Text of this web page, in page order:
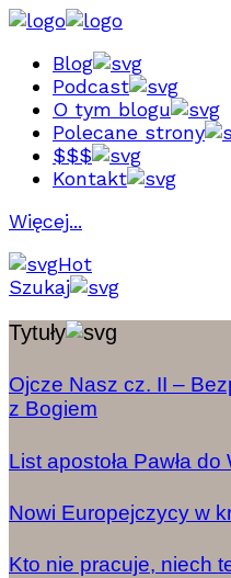
Blog
Podcast
O tym blogu
Polecane strony
$$$
Kontakt
Więcej...
Hot
Szukaj
Tytuły
Ojcze Nasz cz. II –
z Bogiem
List apostoła Pawła
Nowi Europejczycy w
Kto nie pracuje, niech